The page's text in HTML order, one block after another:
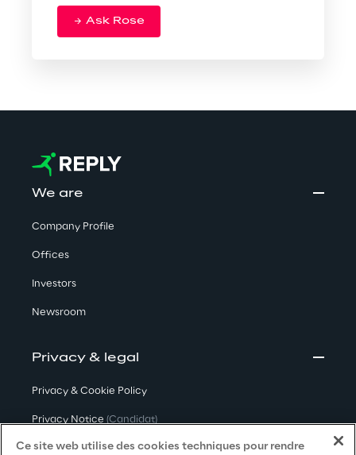
Ask Rose
We are
Company Profile
Offices
Investors
Newsroom
Privacy & legal
Privacy & Cookie Policy
Privacy Notice (Candidat)
Privacy Notice(Client)
Ce site web utilise des cookies techniques pour rendre